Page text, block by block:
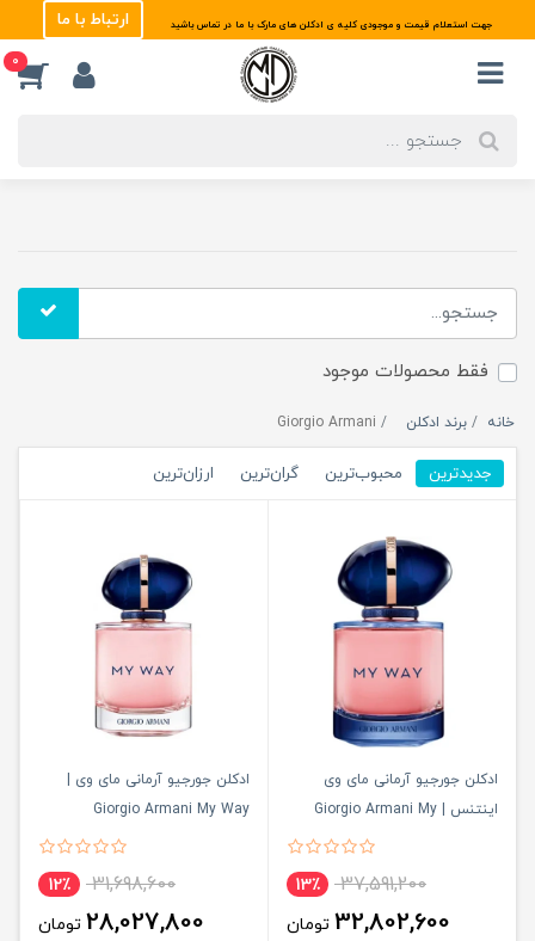
جهت استعلام قیمت و موجودی کلیه ی ادکلن های مارک با ما در تماس باشید ارتباط با ما
0
فقط محصولات موجود
خانه برند ادکلن Giorgio Armani
جدیدترین محبوب‌ترین گران‌ترین ارزان‌ترین
ادکلن جورجیو آرمانی مای وی
اینتنس | Giorgio Armani My
37,591,200 13٪
32,802,600 تومان
ادکلن جورجیو آرمانی مای وی |
Giorgio Armani My Way
31,698,600 12٪
28,027,800 تومان